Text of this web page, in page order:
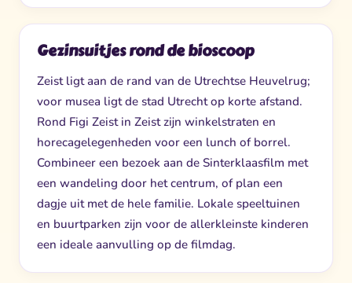
Gezinsuitjes rond de bioscoop
Zeist ligt aan de rand van de Utrechtse Heuvelrug;
voor musea ligt de stad Utrecht op korte afstand.
Rond Figi Zeist in Zeist zijn winkelstraten en
horecagelegenheden voor een lunch of borrel.
Combineer een bezoek aan de Sinterklaasfilm met
een wandeling door het centrum, of plan een
dagje uit met de hele familie. Lokale speeltuinen
en buurtparken zijn voor de allerkleinste kinderen
een ideale aanvulling op de filmdag.